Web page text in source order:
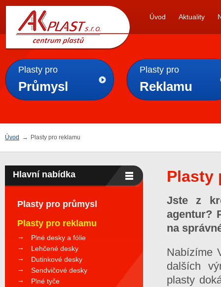
AKPLAST s.r.o.
Úvod Aktuality
Plasty pro
Průmysl
Plasty pro
Reklamu
Úvod → Plasty pro reklamu
Plasty
Jste z
agentur?
na
Nabízíme
dalších
plasty
Hlavní nabídka
Plasty pro průmysl
Plasty pro reklamu
Plné desky a fólie
Lehčené desky
Dutinkové desky
Sendvičové desky
Plné tyče